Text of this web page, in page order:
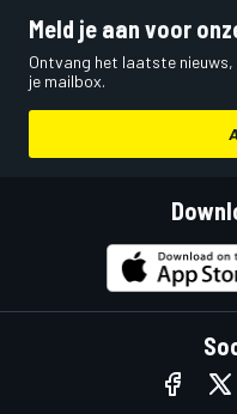
Meld je aan voor
Ontvang het laatste
je mailbox.